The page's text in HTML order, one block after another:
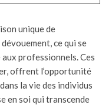
unique de
ce qui se
professionnels. Ces
offrent l’opportunité
la vie des individus
en soi qui transcende